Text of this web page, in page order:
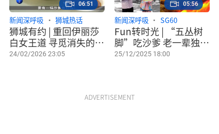
狮城有约 | 重回伊丽莎
白女王道 寻觅消失的沙
爹香
新闻深呼吸 狮城热话
24/02/2026 23:05
06:51
Fun转时光 | “五丛树
脚”吃沙爹 老一辈独有
的吃法
新闻深呼吸 SG60
25/12/2025 18:00
05:56
ADVERTISEMENT